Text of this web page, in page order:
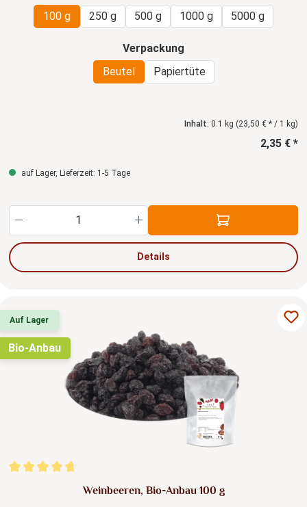
100 g
250 g 500 g 1000 g 5000 g
Verpackung
Beutel
Papiertüte
Inhalt: 0.1 kg (23,50 € * / 1 kg)
2,35 € *
auf Lager, Lieferzeit: 1-5 Tage
Produkt Anzahl: Gib den gewünschten Wert
Details
Bio-Anbau
Auf Lager
Durchschnittliche Bewertung von 4.8 von 5 Sternen
Weinbeeren, Bio-Anbau 100 g